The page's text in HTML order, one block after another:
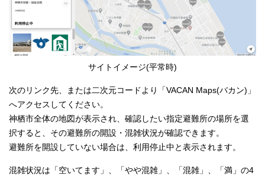
サイトイメージ(平常時)
次のリンク先、または二次元コードより「VACAN Maps(バカン)」
へアクセスしてください。
神栖市全体の地図が表示され、確認したい指定避難所の場所を選
択すると、その避難所の開設・混雑状況が確認できます。
避難所を開設していない場合は、利用停止中と表示されます。
混雑状況は「空いてます」、「やや混雑」、「混雑」、「満」の4